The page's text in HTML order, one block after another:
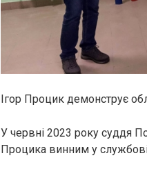
Ігор Процик демонструє
У червні 2023 року суддя
Процика винним у